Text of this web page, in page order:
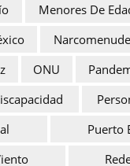
Menores De
ONU
Puerto